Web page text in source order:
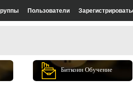
Пользователи
Биткоин Обучение